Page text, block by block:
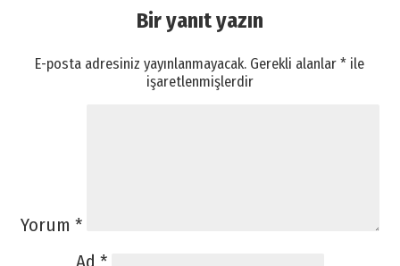
Bir yanıt yazın
E-posta adresiniz yayınlanmayacak. Gerekli alanlar* ile
işaretlenmişlerdir
Yorum *